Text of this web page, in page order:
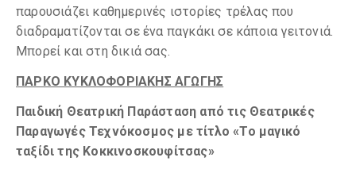
παρουσιάζει καθημερινές ιστορίες τρέλας που
διαδραματίζονται σε ένα παγκάκι σε κάποια γειτονιά.
Μπορεί και στη δικιά σας.
ΠΑΡΚΟ ΚΥΚΛΟΦΟΡΙΑΚΗΣ ΑΓΩΓΗΣ
Παιδική Θεατρική Παράσταση από τις Θεατρικές
Παραγωγές Τεχνόκοσμος με τίτλο «Το μαγικό
ταξίδι της Κοκκινοσκουφίτσας»